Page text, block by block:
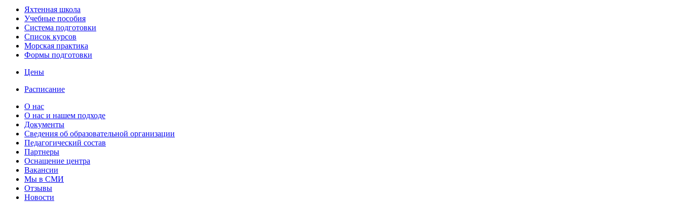
Яхтенная школа
Учебные пособия
Cистема подготовки
Список курсов
Морская практика
Формы подготовки
Цены
Расписание
О нас
О нас и нашем подходе
Документы
Сведения об образовательной организации
Педагогический состав
Партнеры
Оснащение центра
Вакансии
Мы в СМИ
Отзывы
Новости